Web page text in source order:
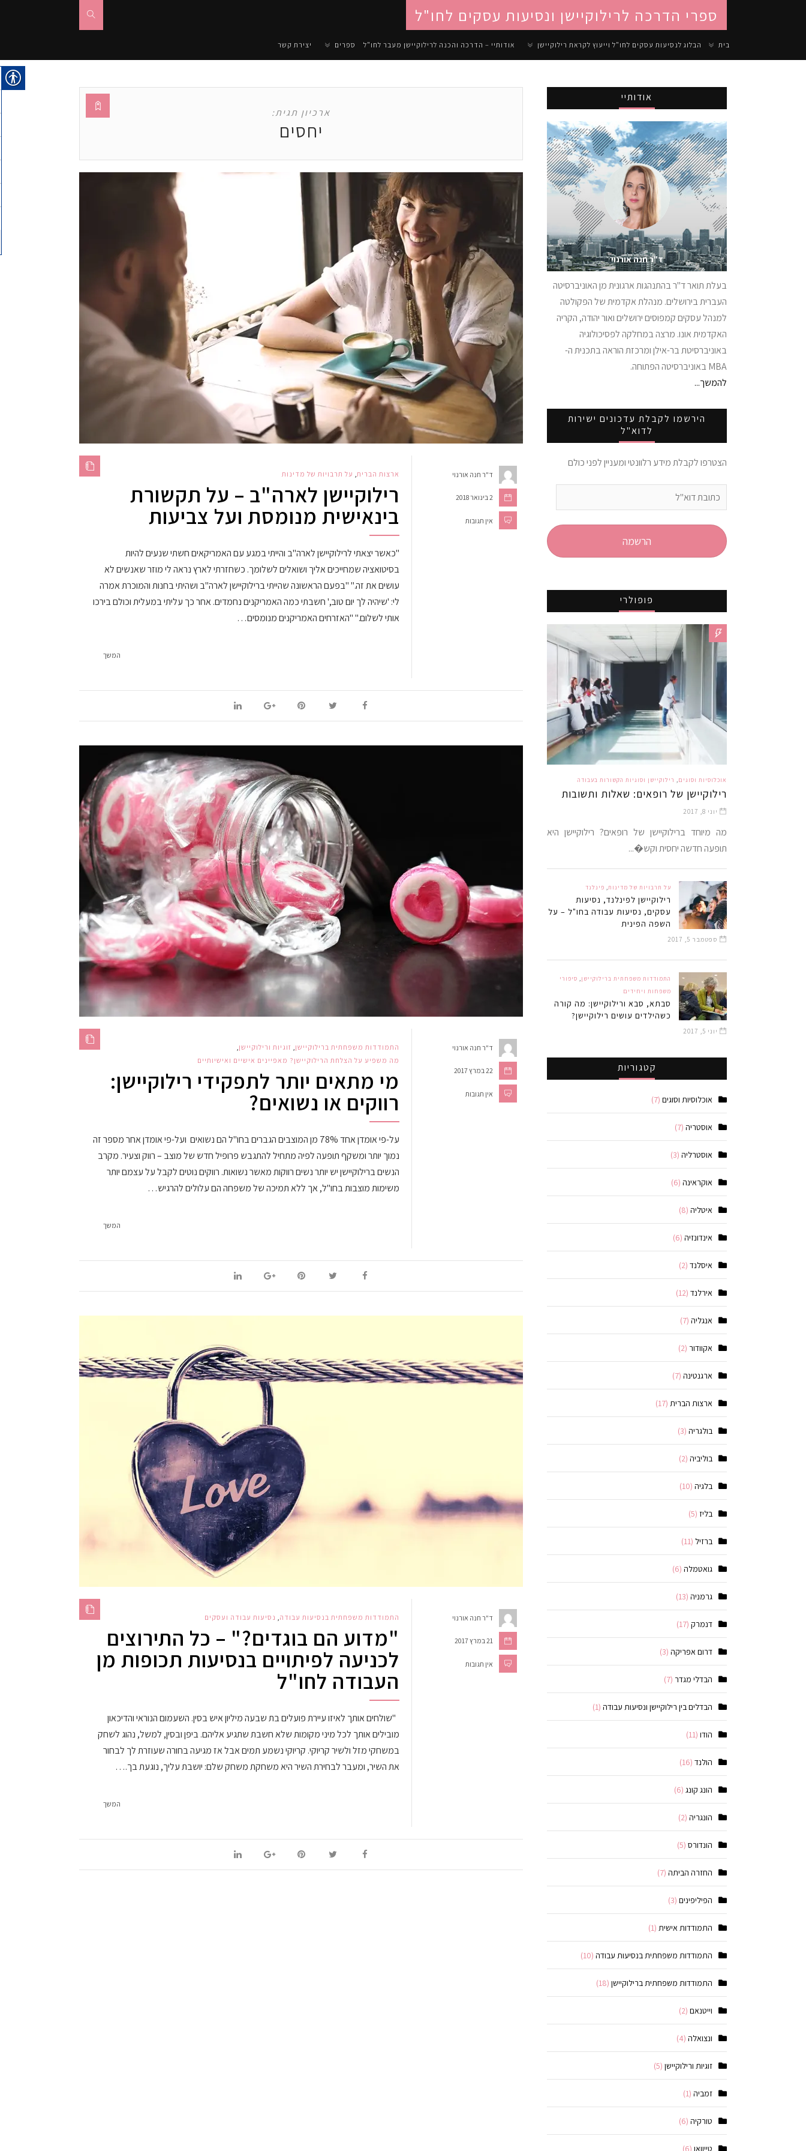
ספרי הדרכה לרילוקיישן ונסיעות עסקים לחו"ל
בית הבלוג לנסיעות עסקים לחו"ל וייעוץ לקראת רילוקיישן אודותיי – הדרכה והכנה לרילוקיישן מעבר לחו"ל ספרים יצירת קשר
ארכיון תגית:
יחסים
ד"ר חנה אורנוי
2 בינואר 2018
אין תגובות
ארצות הברית, על תרבויות של מדינות
רילוקיישן לארה"ב – על תקשורת
בינאישית מנומסת ועל צביעות
"כאשר יצאתי לרילוקיישן לארה"ב והייתי במגע עם האמריקאים חשתי שנעים להיות
בסיטואציה שמחייכים אליך ושואלים לשלומך. כשחזרתי לארץ נראה לי מוזר שאנשים לא
עושים את זה." "בפעם הראשונה שהייתי ברילוקיישן לארה"ב ושהיתי בחנות והמוכרת אמרה
לי: 'שיהיה לך יום טוב,' חשבתי כמה האמריקנים נחמדים. אחר כך עליתי במעלית וכולם בירכו
אותי לשלום." "האזרחים האמריקנים מנומסים…
המשך
ד"ר חנה אורנוי
22 במרץ 2017
אין תגובות
התמודדות משפחתית ברילוקיישן, זוגיות ורילוקיישן,
מה משפיע על הצלחת הרילוקיישן? מאפיינים אישיים ואישיותיים
מי מתאים יותר לתפקידי רילוקיישן:
רווקים או נשואים?
על-פי אומדן אחד 78% מן המוצבים הגברים בחו"ל הם נשואים ועל-פי אומדן אחר מספר זה
נמוך יותר ומשקף תופעה לפיה מתחיל להתגבש פרופיל חדש של מוצב – רווק וצעיר. מקרב
הנשים ברילוקיישן יש יותר נשים רווקות מאשר נשואות. רווקים נוטים לקבל על עצמם יותר
משימות מוצבות בחו"ל, אך ללא תמיכה של משפחה הם עלולים להרגיש…
המשך
ד"ר חנה אורנוי
21 במרץ 2017
אין תגובות
התמודדות משפחתית בנסיעות עבודה, נסיעות עבודה ועסקים
"מדוע הם בוגדים?" – כל התירוצים
לכניעה לפיתויים בנסיעות תכופות מן
העבודה לחו"ל
"שולחים אותך לאיזו עיירת פועלים בת שבעה מיליון איש בסין. השעמום הנוראי והדיכאון
מובילים אותך לכל מיני מקומות שלא חשבת שתגיע אליהם. ביפן ובסין, למשל, נהוג לשחק
במשחקי מזל ולשיר קריוקי. קריוקי נשמע תמים אבל אז מגיעה בחורה שעוזרת לך לבחור
את השיר, ומעבר לבחירת השיר היא משחקת משחק שלם: יושבת עליך, נוגעת בך.…
המשך
אודותיי
ד"ר חנה אורנוי
בעלת תואר ד"ר בהתנהגות ארגונית מן האוניברסיטה
העברית בירושלים. מנהלת אקדמית של הפקולטה
למנהל עסקים קמפוסים ירושלים ואור יהודה, הקריה
האקדמית אונו. מרצה במחלקה לפסיכולוגיה
באוניברסיטת בר-אילן ומרכזת הוראה בתכנית ה-
MBA באוניברסיטה הפתוחה.
להמשך...
הירשמו לקבלת עדכונים ישירות
לדוא"ל
הצטרפו לקבלת מידע רלוונטי ומעניין לפני כולם
הרשמה
פופולרי
אוכלוסיות וסוגים, רילוקיישן וסוגיות הקשורות בעבודה
רילוקיישן של רופאים: שאלות ותשובות
יוני 8, 2017
מה מיוחד ברילוקיישן של רופאים? רילוקיישן היא
תופעה חדשה יחסית וקש�...
על תרבויות של מדינות, פינלנד
רילוקיישן לפינלנד, נסיעות
עסקים, נסיעות עבודה בחו"ל – על
השפה הפינית
ספטמבר 5, 2017
התמודדות משפחתית ברילוקיישן, סיפורי
משפחות ויחידים
סבתא, סבא ורילוקיישן: מה קורה
כשהילדים עושים רילוקיישן?
יוני 5, 2017
קטגוריות
אוכלוסיות וסוגים (7)
אוסטריה (7)
אוסטרליה (3)
אוקראינה (6)
איטליה (8)
אינדונזיה (6)
איסלנד (2)
אירלנד (12)
אנגליה (7)
אקוודור (2)
ארגנטינה (7)
ארצות הברית (17)
בולגריה (3)
בוליביה (2)
בלגיה (10)
בליז (5)
ברזיל (11)
גואטמלה (6)
גרמניה (13)
דנמרק (17)
דרום אפריקה (3)
הבדלי מגדר (7)
הבדלים בין רילוקיישן ונסיעות עבודה (1)
הודו (11)
הולנד (16)
הונג קונג (6)
הונגריה (2)
הונדורס (5)
החזרה הביתה (7)
הפיליפינים (3)
התמודדות אישית (1)
התמודדות משפחתית בנסיעות עבודה (10)
התמודדות משפחתית ברילוקיישן (18)
וייטנאם (2)
ונצואלה (4)
זוגיות ורילוקיישן (5)
זמביה (1)
טורקיה (6)
טייוואן (6)